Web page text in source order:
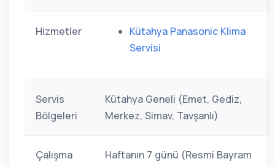
Hizmetler
Kütahya Panasonic Klima
Servisi
Servis
Bölgeleri
Kütahya Geneli (Emet, Gediz,
Merkez, Simav, Tavşanlı)
Çalışma
Haftanın 7 günü (Resmi Bayram